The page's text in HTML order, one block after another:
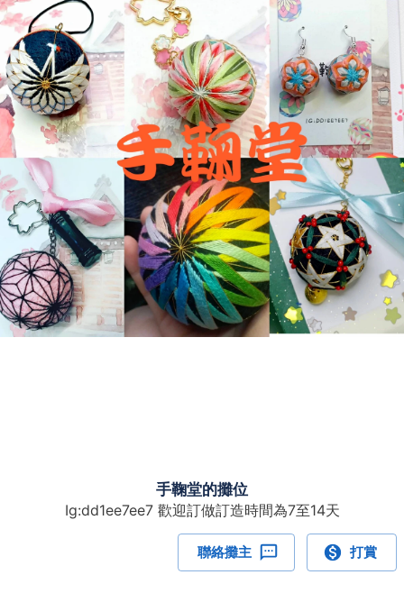
手鞠堂的攤位
Ig:dd1ee7ee7 歡迎訂做訂造時間為7至14天
聯絡攤主 打賞